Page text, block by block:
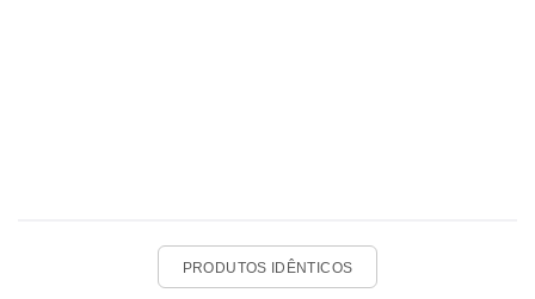
PRODUTOS IDÊNTICOS